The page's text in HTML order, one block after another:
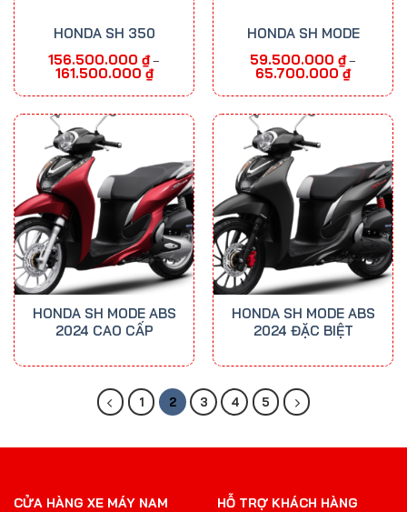
HONDA SH 350
156.500.000 ₫ –
161.500.000 ₫Khoảng
giá:
156.500.000 ₫
đến
161.500.000 ₫
HONDA SH MODE
59.500.000 ₫ –
65.700.000 ₫Khoảng
giá:
đến
HONDA SH MODE ABS
2024 CAO CẤP
HONDA SH MODE ABS
2024 ĐẶC BIỆT
1 2 3 4 5
CỬA HÀNG XE MÁY NAM
HỖ TRỢ KHÁCH HÀNG